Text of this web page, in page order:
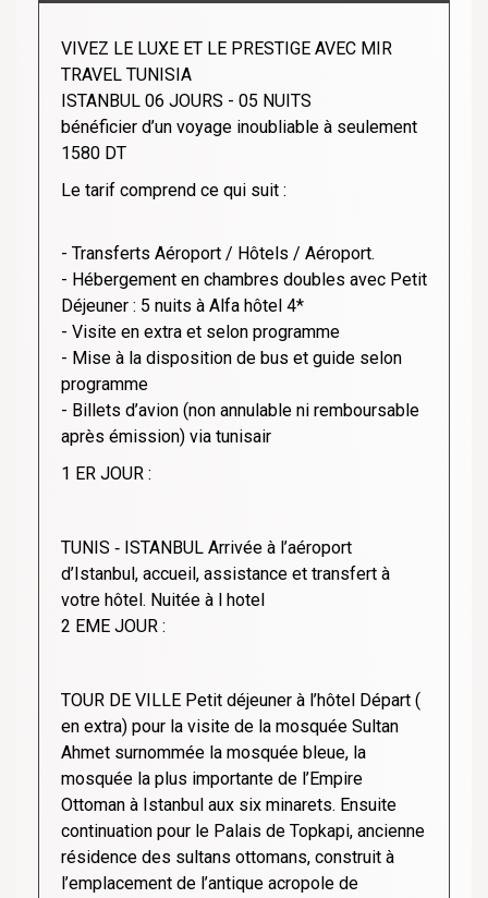
VIVEZ LE LUXE ET LE PRESTIGE AVEC MIR
TRAVEL TUNISIA
ISTANBUL 06 JOURS - 05 NUITS
bénéficier d’un voyage inoubliable à seulement
1580 DT
Le tarif comprend ce qui suit :
- Transferts Aéroport / Hôtels / Aéroport.
- Hébergement en chambres doubles avec Petit
Déjeuner : 5 nuits à Alfa hôtel 4*
- Visite en extra et selon programme
- Mise à la disposition de bus et guide selon
programme
- Billets d’avion (non annulable ni remboursable
après émission) via tunisair
1 ER JOUR :
TUNIS ‐ ISTANBUL Arrivée à l’aéroport
d’Istanbul, accueil, assistance et transfert à
votre hôtel. Nuitée à l hotel
2 EME JOUR :
TOUR DE VILLE Petit déjeuner à l’hôtel Départ (
en extra) pour la visite de la mosquée Sultan
Ahmet surnommée la mosquée bleue, la
mosquée la plus importante de l’Empire
Ottoman à Istanbul aux six minarets. Ensuite
continuation pour le Palais de Topkapi, ancienne
résidence des sultans ottomans, construit à
l’emplacement de l’antique acropole de